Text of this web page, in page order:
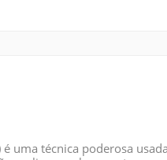
uma técnica poderosa